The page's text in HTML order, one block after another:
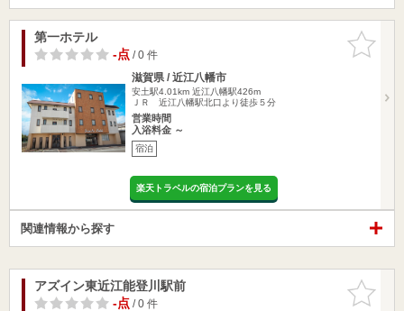
お気に入
りに追加
第一ホテル
-点/ 0 件
滋賀県 / 近江八幡市
安土駅4.01km 近江八幡駅426m
ＪＲ 近江八幡駅北口より徒歩５分
営業時間
入浴料金 ～
宿泊
楽天トラベルの宿泊プランを見る
関連情報から探す
お気に入
りに追加
アズイン東近江能登川駅前
-点/ 0 件